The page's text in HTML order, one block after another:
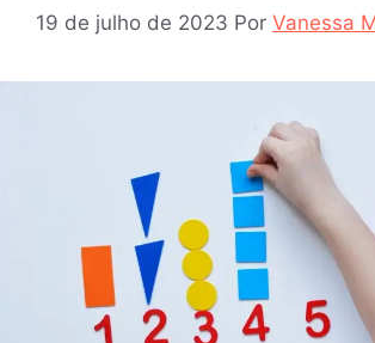
19 de julho de 2023 Por Vanessa